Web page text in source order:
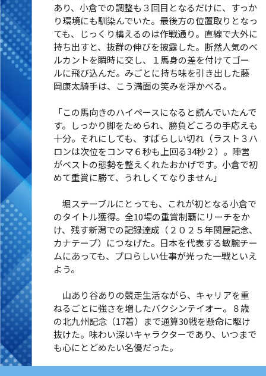
あり、小倉での調整も３回目となるだけに、すっか
り環境にも馴染んでいた。最後方の位置取りとなっ
ても、じっくり構えるのは作戦通り。直線で大外に
持ち出すと、抜群の伸びを披露した。断然人気のベ
ルカントを瞬時に交し、１馬身の差を付けてゴー
ルに飛び込んだ。みごとに持ち味を引き出した藤
岡康太騎手は、こう満面の笑みを浮かべる。
「この馬向きのハイペースになると読んでいたんで
す。しっかり脚をためられ、勝負どころの手応えも
十分。それにしても、すばらしい切れ（ラスト３ハ
ロンは次位をコンマ６秒も上回る34秒２）。陣営
がベストの態勢を整えくれたおかげです。小倉で初
めて重賞に勝て、うれしくてなりません」
堀ステーブルにとっても、これが初となる小倉で
のタイトル獲得。全10場の重賞制覇にリーチをか
け、残す新潟での記録達成（２０２５年関屋記念、
カナテープ）につなげた。日本を代表する敏腕チー
ムにあっても、プロらしい仕事が光った一戦といえ
よう。
山あり谷ありの競走生活ながら、キャリアを重
ねるごとに強さを増したバクシンテイオー。８歳
の北九州記念（17着）まで通算30戦を懸命に駆け
抜けた。味わい深いキャラクターであり、いつまで
も心にとどめたい名優だった。